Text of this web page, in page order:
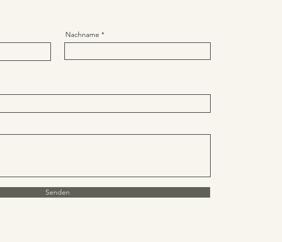
Nachname
Senden